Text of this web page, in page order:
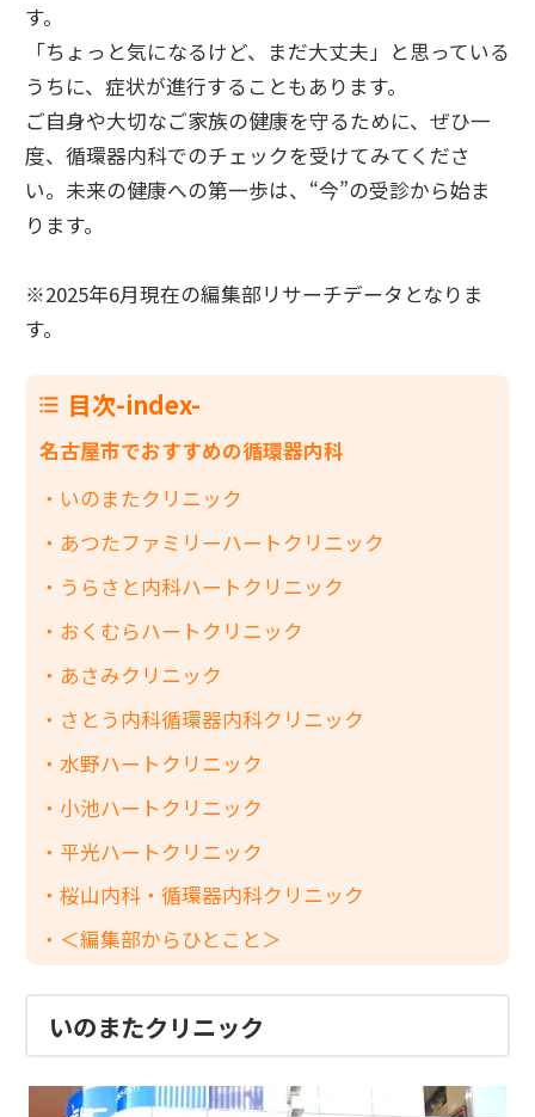
す。
「ちょっと気になるけど、まだ大丈夫」と思っている
うちに、症状が進行することもあります。
ご自身や大切なご家族の健康を守るために、ぜひ一
度、循環器内科でのチェックを受けてみてくださ
い。未来の健康への第一歩は、“今”の受診から始ま
ります。
※2025年6月現在の編集部リサーチデータとなりま
す。
目次-index-
名古屋市でおすすめの循環器内科
いのまたクリニック
あつたファミリーハートクリニック
うらさと内科ハートクリニック
おくむらハートクリニック
あさみクリニック
さとう内科循環器内科クリニック
水野ハートクリニック
小池ハートクリニック
平光ハートクリニック
桜山内科・循環器内科クリニック
＜編集部からひとこと＞
いのまたクリニック